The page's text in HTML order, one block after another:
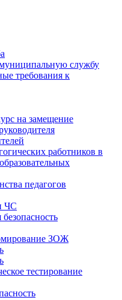
службу
требования к
на замещение
работников в
педагогов
ЧС
ЗОЖ
тестирование